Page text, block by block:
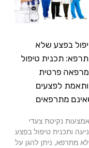
בפצע שלא
תכנית טיפול
פרטית
לפצעים
מתרפאים
נקיטת צעדי
ותכנית טיפול בפצע
מתרפא, ניתן להגן על